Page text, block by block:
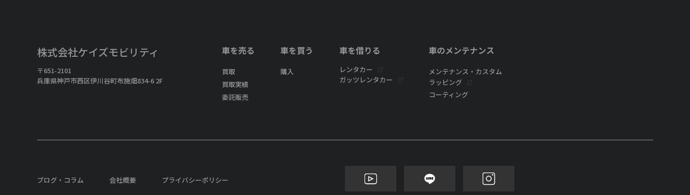
株式会社ケイズモビリティ
〒651-2101
兵庫県神戸市西区伊川谷町布施畑834-6 2F
車を売る
買取
買取実績
委託販売
車を買う
購入
車を借りる
レンタカー
ガッツレンタカー
車のメンテナンス
メンテナンス・カスタム
ラッピング
コーティング
ブログ・コラム 会社概要 プライバシーポリシー